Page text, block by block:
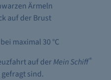
Ärmeln
auf der Brust
maximal 30 °C
auf derMein Schiff®
sind.